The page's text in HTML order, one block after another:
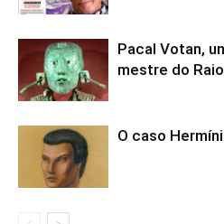
Pacal Votan,
mestre do
O caso